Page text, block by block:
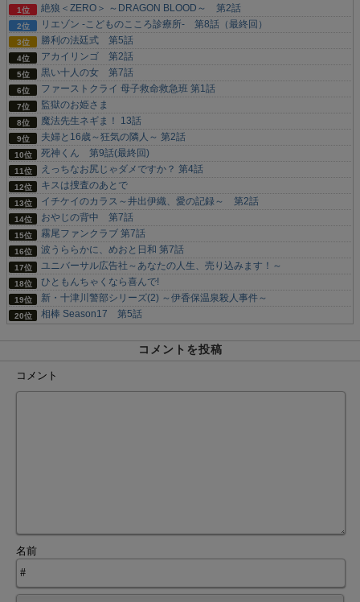
絶狼＜ZERO＞ ～DRAGON BLOOD～ 第2話
リエゾン -こどものこころ診療所- 第8話（最終回）
勝利の法廷式 第5話
アカイリンゴ 第2話
黒い十人の女 第7話
ファーストクライ 母子救命救急班 第1話
監獄のお姫さま
魔法先生ネギま！ 13話
夫婦と16歳～狂気の隣人～ 第2話
死神くん 第9話(最終回)
えっちなお尻じゃダメですか？ 第4話
キスは捜査のあとで
イチケイのカラス～井出伊織、愛の記録～ 第2話
おやじの背中 第7話
霧尾ファンクラブ 第7話
波うららかに、めおと日和 第7話
ユニバーサル広告社～あなたの人生、売り込みます！～
ひともんちゃくなら喜んで!
新・十津川警部シリーズ(2) ～伊香保温泉殺人事件～
相棒 Season17 第5話
コメントを投稿
コメント
名前